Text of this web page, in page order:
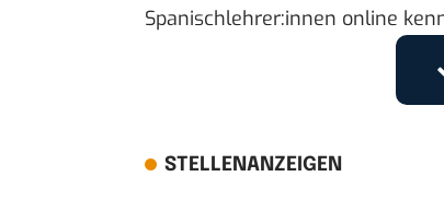
Spanischlehrer:innen online
STELLENANZEIGEN